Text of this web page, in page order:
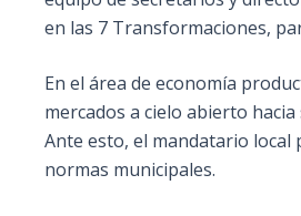
en las 7 Transformaciones,
En el área de economía
mercados a cielo abierto
Ante esto, el mandatario
normas municipales.